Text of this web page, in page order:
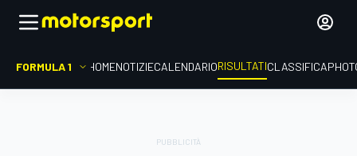
FORMULA 1 HOMENOTIZIECALENDARIORISULTATICLASSIFICA